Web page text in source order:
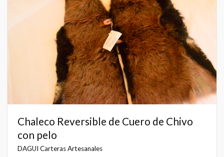
Chaleco Reversible de Cuero de Chivo
con pelo
DAGUI Carteras Artesanales